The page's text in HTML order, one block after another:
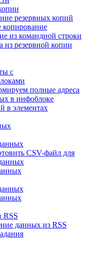
резервных копий
копирование
из командной строки
из резервной копии
с
полные адреса
в инфоблоке
в элементах
CSV-файл для
RSS
данных из RSS